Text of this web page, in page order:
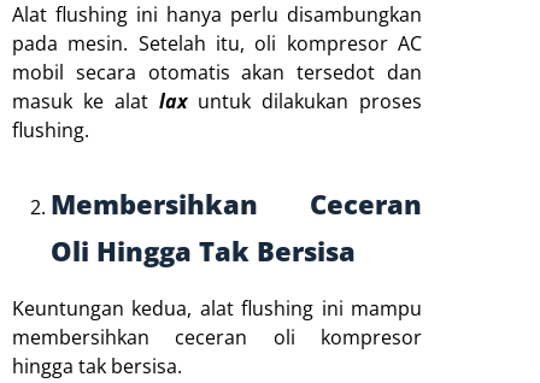
Alat flushing ini hanya perlu disambungkan
pada mesin. Setelah itu, oli kompresor AC
mobil secara otomatis akan tersedot dan
masuk ke alat laxuntuk dilakukan proses
flushing.
Membersihkan Ceceran
Oli Hingga Tak Bersisa
Keuntungan kedua, alat flushing ini mampu
membersihkan ceceran oli kompresor
hingga tak bersisa.